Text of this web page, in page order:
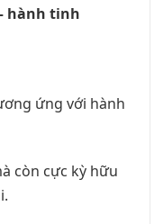
hành tinh
ứng với hành
còn cực kỳ hữu